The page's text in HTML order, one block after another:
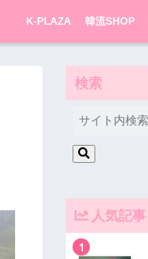
K-PLAZA 韓流SHOP
検索
人気記事
1